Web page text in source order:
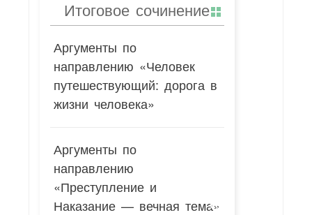
Итоговое сочинение
Аргументы по
направлению «Человек
путешествующий: дорога в
жизни человека»
Аргументы по
направлению
«Преступление и
Наказание — вечная тема»